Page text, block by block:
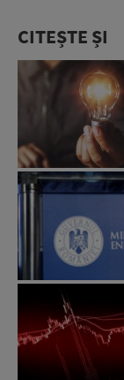
CITEȘTE ȘI